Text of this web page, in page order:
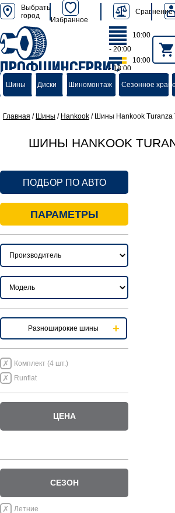
Выбрать
город
Избранное
Сравнение
ПРОФШИНСЕРВИС
группа компаний
10:00
- 20:00
10:00
- 18:00
Шины Диски Шиномонтаж Сезонное
Главная / Шины / Hankook / Шины Hankook Turanza
ШИНЫ HANKOOK
ПОДБОР ПО АВТО
ПАРАМЕТРЫ
Разноширокие шины
Комплект (4 шт.)
Runflat
ЦЕНА
СЕЗОН
Летние